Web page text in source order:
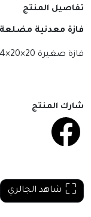
تفاصيل المنتج
فازة معدنية مضلعة
فازة صغيرة 20×20×44 سم
شارك المنتج
شاهد الجالري